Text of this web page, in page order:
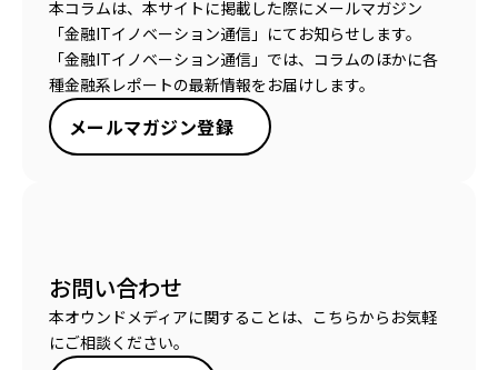
本コラムは、本サイトに掲載した際にメールマガジン
「金融ITイノベーション通信」にてお知らせします。
「金融ITイノベーション通信」では、コラムのほかに各
種金融系レポートの最新情報をお届けします。
メールマガジン登録
お問い合わせ
本オウンドメディアに関することは、こちらからお気軽
にご相談ください。